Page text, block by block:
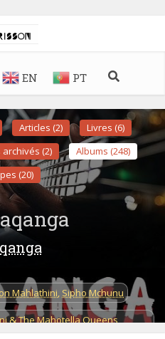
EN PT
Articles (2)
Livres (6)
(2)
Albums (248)
(20)
Mahlathini, Sipho Mchunu
& The Mahotella Queens,